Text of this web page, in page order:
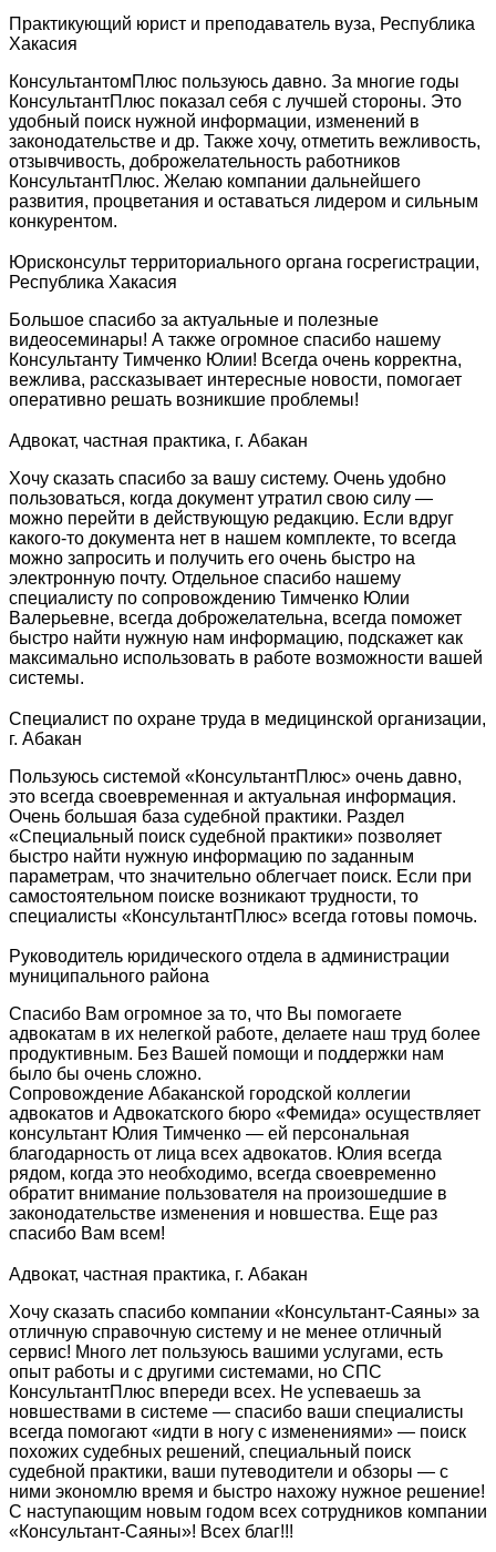
Практикующий юрист и преподаватель вуза, Республика
Хакасия
КонсультантомПлюс пользуюсь давно. За многие годы
КонсультантПлюс показал себя с лучшей стороны. Это
удобный поиск нужной информации, изменений в
законодательстве и др. Также хочу, отметить вежливость,
отзывчивость, доброжелательность работников
КонсультантПлюс. Желаю компании дальнейшего
развития, процветания и оставаться лидером и сильным
конкурентом.
Юрисконсульт территориального органа госрегистрации,
Республика Хакасия
Большое спасибо за актуальные и полезные
видеосеминары! А также огромное спасибо нашему
Консультанту Тимченко Юлии! Всегда очень корректна,
вежлива, рассказывает интересные новости, помогает
оперативно решать возникшие проблемы!
Адвокат, частная практика, г. Абакан
Хочу сказать спасибо за вашу систему. Очень удобно
пользоваться, когда документ утратил свою силу —
можно перейти в действующую редакцию. Если вдруг
какого-то документа нет в нашем комплекте, то всегда
можно запросить и получить его очень быстро на
электронную почту. Отдельное спасибо нашему
специалисту по сопровождению Тимченко Юлии
Валерьевне, всегда доброжелательна, всегда поможет
быстро найти нужную нам информацию, подскажет как
максимально использовать в работе возможности вашей
системы.
Специалист по охране труда в медицинской организации,
г. Абакан
Пользуюсь системой «КонсультантПлюс» очень давно,
это всегда своевременная и актуальная информация.
Очень большая база судебной практики. Раздел
«Специальный поиск судебной практики» позволяет
быстро найти нужную информацию по заданным
параметрам, что значительно облегчает поиск. Если при
самостоятельном поиске возникают трудности, то
специалисты «КонсультантПлюс» всегда готовы помочь.
Руководитель юридического отдела в администрации
муниципального района
Спасибо Вам огромное за то, что Вы помогаете
адвокатам в их нелегкой работе, делаете наш труд более
продуктивным. Без Вашей помощи и поддержки нам
было бы очень сложно.
Сопровождение Абаканской городской коллегии
адвокатов и Адвокатского бюро «Фемида» осуществляет
консультант Юлия Тимченко — ей персональная
благодарность от лица всех адвокатов. Юлия всегда
рядом, когда это необходимо, всегда своевременно
обратит внимание пользователя на произошедшие в
законодательстве изменения и новшества. Еще раз
спасибо Вам всем!
Адвокат, частная практика, г. Абакан
Хочу сказать спасибо компании «Консультант-Саяны» за
отличную справочную систему и не менее отличный
сервис! Много лет пользуюсь вашими услугами, есть
опыт работы и с другими системами, но СПС
КонсультантПлюс впереди всех. Не успеваешь за
новшествами в системе — спасибо ваши специалисты
всегда помогают «идти в ногу с изменениями» — поиск
похожих судебных решений, специальный поиск
судебной практики, ваши путеводители и обзоры — с
ними экономлю время и быстро нахожу нужное решение!
С наступающим новым годом всех сотрудников компании
«Консультант-Саяны»! Всех благ!!!